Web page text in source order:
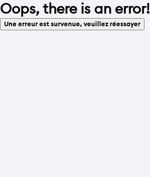
Oops, there is an error!
Une erreur est survenue, veuillez réessayer